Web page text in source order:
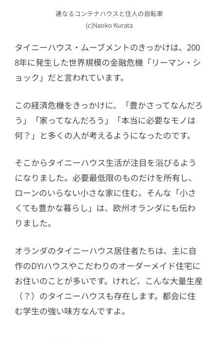
連なるコンテナハウスと住人の自転車
(c)Naoko Kurata
タイニーハウス・ムーブメントのきっかけは、200
8年に発生した世界規模の金融危機「リーマン・シ
ョック」だと言われています。
この経済危機をきっかけに、「豊かさってなんだろ
う」「家ってなんだろう」「本当に必要なモノは
何？」と多くの人が考えるようになったのです。
そこからタイニーハウス生活が注目を浴びるよう
になりました。必要最低限のものだけを所有し、
ローンのいらない小さな家に住む。そんな「小さ
くても豊かな暮らし」は、欧州オランダにも伝わ
りました。
オランダのタイニーハウス居住者たちは、主に自
作のDYIハウスやこだわりのオーダーメイド住宅に
お住いのことが多いです。けれど、こんな大量生産
（？）のタイニーハウスも存在します。都会に住
む学生の強い味方なんですよ。